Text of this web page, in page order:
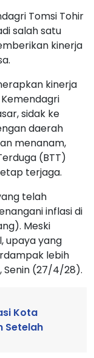
Tomsi Tohir
salah satu
kinerja
kinerja
sidak ke
daerah
menanam,
(BTT)
terjaga.
telah
inflasi di
Meski
upaya yang
lebih
Senin (27/4/28).
Kota
Setelah